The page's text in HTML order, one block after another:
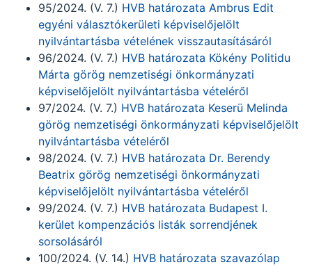
95/2024. (V. 7.) HVB határozata Ambrus Edit
egyéni választókerületi képviselőjelölt
nyilvántartásba vételének visszautasításáról
96/2024. (V. 7.) HVB határozata Kökény Politidu
Márta görög nemzetiségi önkormányzati
képviselőjelölt nyilvántartásba vételéről
97/2024. (V. 7.) HVB határozata Keserü Melinda
görög nemzetiségi önkormányzati képviselőjelölt
nyilvántartásba vételéről
98/2024. (V. 7.) HVB határozata Dr. Berendy
Beatrix görög nemzetiségi önkormányzati
képviselőjelölt nyilvántartásba vételéről
99/2024. (V. 7.) HVB határozata Budapest I.
kerület kompenzációs listák sorrendjének
sorsolásáról
100/2024. (V. 14.) HVB határozata szavazólap